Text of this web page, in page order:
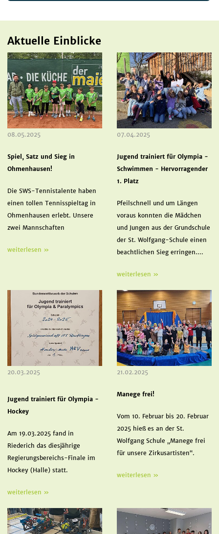
Aktuelle Einblicke
08.05.2025
Spiel, Satz und Sieg in
Ohmenhausen!
Die SWS-Tennistalente haben
einen tollen Tennisspieltag in
Ohmenhausen erlebt. Unsere
zwei Mannschaften
weiterlesen »
07.04.2025
Jugend trainiert für Olympia -
Schwimmen - Hervorragender
1. Platz
Pfeilschnell und um Längen
voraus konnten die Mädchen
und Jungen aus der Grundschule
der St. Wolfgang-Schule einen
beachtlichen Sieg erringen....
weiterlesen »
20.03.2025
Jugend trainiert für Olympia -
Hockey
Am 19.03.2025 fand in
Riederich das diesjährige
Regierungsbereichs-Finale im
Hockey (Halle) statt.
weiterlesen »
21.02.2025
Manege frei!
Vom 10. Februar bis 20. Februar
2025 hieß es an der St.
Wolfgang Schule „Manege frei
für unsere Zirkusartisten“.
weiterlesen »